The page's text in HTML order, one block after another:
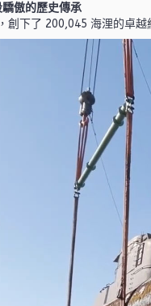
傲的歷史傳承
創下了 200,045 海浬的卓